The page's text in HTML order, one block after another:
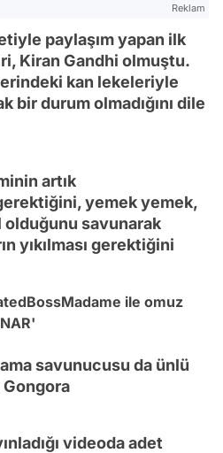
Reklam
paylaşım yapan ilk
Kiran Gandhi olmuştu.
kan lekeleriyle
bir durum olmadığını dile
artık
yemek yemek,
olduğunu savunarak
yıkılması gerektiğini
ile omuz
savunucusu da ünlü
videoda adet